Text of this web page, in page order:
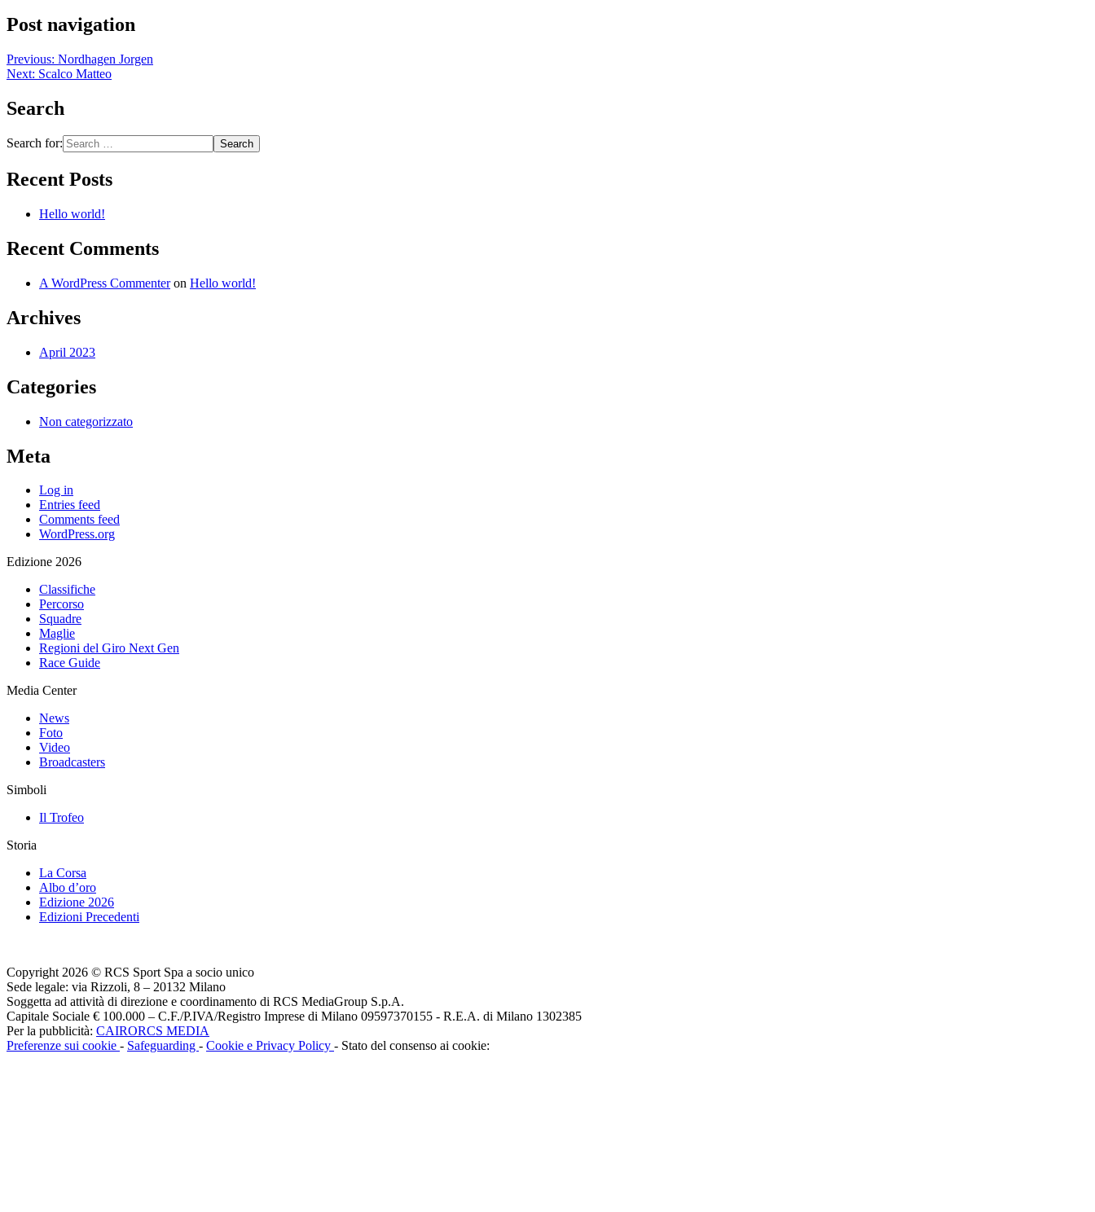
Post navigation
Previous: Nordhagen Jorgen
Next: Scalco Matteo
Search
Search for:
Recent Posts
Hello world!
Recent Comments
A WordPress Commenteron Hello world!
Archives
April 2023
Categories
Non categorizzato
Meta
Log in
Entries feed
Comments feed
WordPress.org
Edizione 2026
Classifiche
Percorso
Squadre
Maglie
Regioni del Giro Next Gen
Race Guide
Media Center
News
Foto
Video
Broadcasters
Simboli
Il Trofeo
Storia
La Corsa
Albo d’oro
Edizione 2026
Edizioni Precedenti
Copyright 2026 © RCS Sport Spa a socio unico
Sede legale: via Rizzoli, 8 – 20132 Milano
Soggetta ad attività di direzione e coordinamento di RCS MediaGroup S.p.A.
Capitale Sociale € 100.000 – C.F./P.IVA/Registro Imprese di Milano 09597370155 - R.E.A. di Milano 1302385
Per la pubblicità: CAIRORCS MEDIA
Preferenze sui cookie - Safeguarding - Cookie e Privacy Policy - Stato del consenso ai cookie: